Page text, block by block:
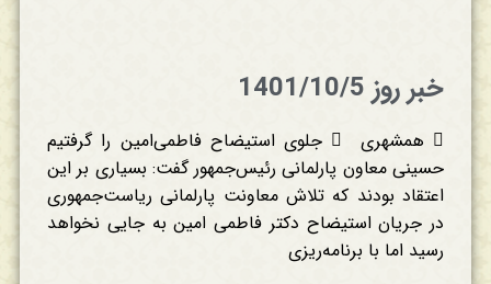
خبر روز 1401/10/5
 همشهری  جلوی استیضاح فاطمی‌امین را گرفتیم
حسینی معاون پارلمانی رئیس‌جمهور گفت: بسیاری بر این
اعتقاد بودند که تلاش معاونت پارلمانی ریاست‌جمهوری
در جریان استیضاح دکتر فاطمی امین به جایی نخواهد
رسید اما با برنامه‌ریزی